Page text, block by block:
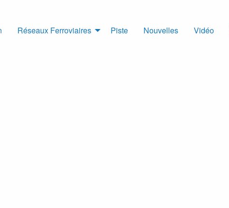
Réseaux Ferroviaires Piste Nouvelles Vidéo